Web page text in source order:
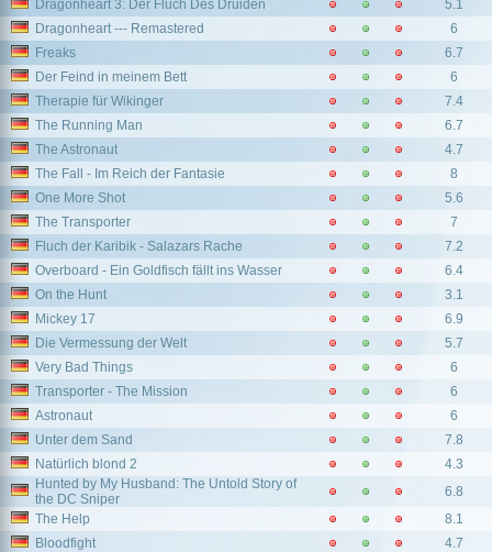
Dragonheart 3: Der Fluch Des Druiden
5.1
Dragonheart --- Remastered
6
Freaks
6.7
Der Feind in meinem Bett
6
Therapie für Wikinger
7.4
The Running Man
6.7
The Astronaut
4.7
The Fall - Im Reich der Fantasie
8
One More Shot
5.6
The Transporter
7
Fluch der Karibik - Salazars Rache
7.2
Overboard - Ein Goldfisch fällt ins Wasser
6.4
On the Hunt
3.1
Mickey 17
6.9
Die Vermessung der Welt
5.7
Very Bad Things
6
Transporter - The Mission
6
Astronaut
6
Unter dem Sand
7.8
Natürlich blond 2
4.3
Hunted by My Husband: The Untold Story of
the DC Sniper
6.8
The Help
8.1
Bloodfight
4.7